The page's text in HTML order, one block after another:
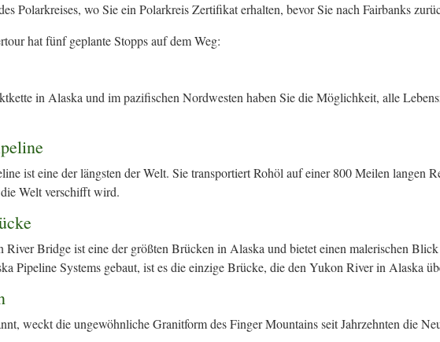
Polarkreises, wo Sie ein Polarkreis Zertifikat erhalten, bevor Sie nach Fairbanks
hat fünf geplante Stopps auf dem Weg:
in Alaska und im pazifischen Nordwesten haben Sie die Möglichkeit, alle
ist eine der längsten der Welt. Sie transportiert Rohöl auf einer 800 Meilen langen
Welt verschifft wird.
Bridge ist eine der größten Brücken in Alaska und bietet einen malerischen
Pipeline Systems gebaut, ist es die einzige Brücke, die den Yukon River in Alaska
weckt die ungewöhnliche Granitform des Finger Mountains seit Jahrzehnten die